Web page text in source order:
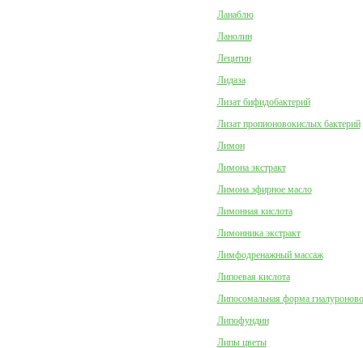
Ланаблю
Ланолин
Лецитин
Лидаза
Лизат бифидобактерий
Лизат пропионовокислых бактерий
Лимон
Лимона экстракт
Лимона эфирное масло
Лимонная кислота
Лимонника экстракт
Лимфодренажный массаж
Липоевая кислота
Липосомальная форма
Липофундин
Липы цветы